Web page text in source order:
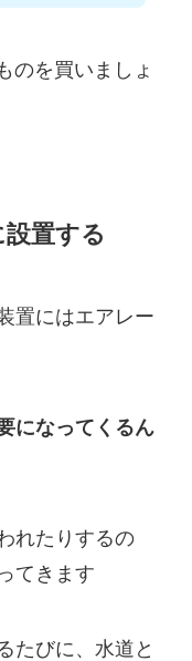
のを買いましょ
置する
置にはエアレー
になってくるん
れたりするの
てきます
たびに、水道と